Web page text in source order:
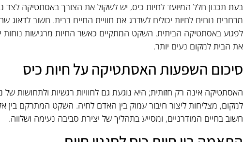
בעת תכנון חלל המיועד לחיות כיס, יש לשקול את הצורך באסתטיקה לצד
מרחבים נוחים לחיות יכולים לשדרג את חוויית החיים בבית. חשוב
לפגוע באסתטיקה הביתית. השקט המתקיים כאשר החיות מרגישות נוחות
את הבית למקום נעים יותר.
סיכום השפעות האסתטיקה על חיות כיס
האסתטיקה אינה רק חזותית; היא נוגעת גם לחוויות רגשיות ולתחושות של
למקום, מצליחות ליצור חיבור עמוק בין האדם לחיה. השקט המתרקם בין
חשוב בחיים המודרניים, ומסייע בתהליך של יצירת סביבה נעימה ושלווה.